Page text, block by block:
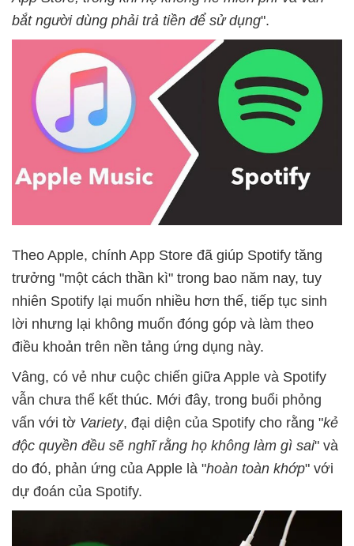
bắt người dùng phải trả tiền để sử dụng".
Theo Apple, chính App Store đã giúp Spotify tăng
trưởng "một cách thần kì" trong bao năm nay, tuy
nhiên Spotify lại muốn nhiều hơn thế, tiếp tục sinh
lời nhưng lại không muốn đóng góp và làm theo
điều khoản trên nền tảng ứng dụng này.
Vâng, có vẻ như cuộc chiến giữa Apple và Spotify
vẫn chưa thể kết thúc. Mới đây, trong buổi phỏng
vấn với tờ Variety, đại diện của Spotify cho rằng "kẻ
độc quyền đều sẽ nghĩ rằng họ không làm gì sai" và
do đó, phản ứng của Apple là "hoàn toàn khớp" với
dự đoán của Spotify.